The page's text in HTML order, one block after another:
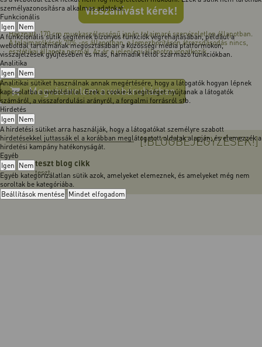
személyazonosításra alkalmas adatokat.
Funkcionális
Igen Nem
A funkcionális sütik segítenek bizonyos funkciók végrehajtásában, például a
weboldal tartalmának megosztásában a közösségi média platformokon,
visszajelzések gyűjtésében és más, harmadik féltől származó funkciókban.
Analitika
Igen Nem
Analitikai sütiket használnak annak megértésére, hogy a látogatók hogyan lépnek
kapcsolatba a weboldallal. Ezek a cookie-k segítséget nyújtanak a látogatók
számáról, a visszafordulási arányról, a forgalmi forrásról stb.
Hirdetés
Igen Nem
A hirdetési sütiket arra használják, hogy a látogatókat személyre szabott
hirdetésekkel juttassák el a korábban meglátogatott oldalak alapján, és elemezzék a
hirdetési kampány hatékonyságát.
Egyéb
Igen Nem
Egyéb kategorizálatlan sütik azok, amelyeket elemeznek, és amelyeket még nem
soroltak be kategóriába.
Beállítások mentése Mindet elfogadom
Visszahívást kérek!
Használt, 170 cm munkaszélességű japán talajmaró szervizeletlen állapotban.
A talajmarókések 70% -os állapotban, a lemezborításon átrozsdásodás nincs,
esztétikai állapota normál. Az ár a jelenlegi állapotra vonatkozik.
Megvásárolom a webáruházban
[!BLOGBEJEGYZÉSEK!]
teszt blog cikk
teszt